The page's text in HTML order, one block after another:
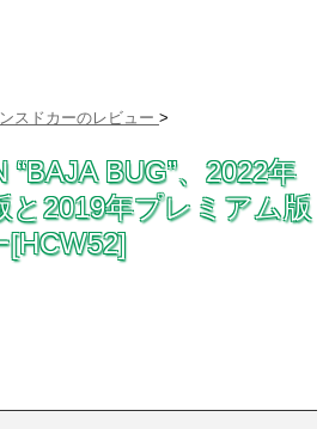
スドカーのレビュー >
“BAJA BUG”、2022年
と2019年プレミアム版
[HCW52]